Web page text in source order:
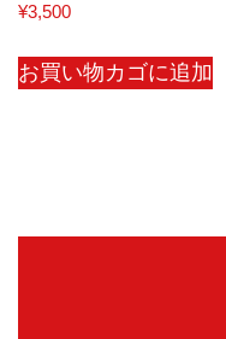
¥3,500
お買い物カゴに追加